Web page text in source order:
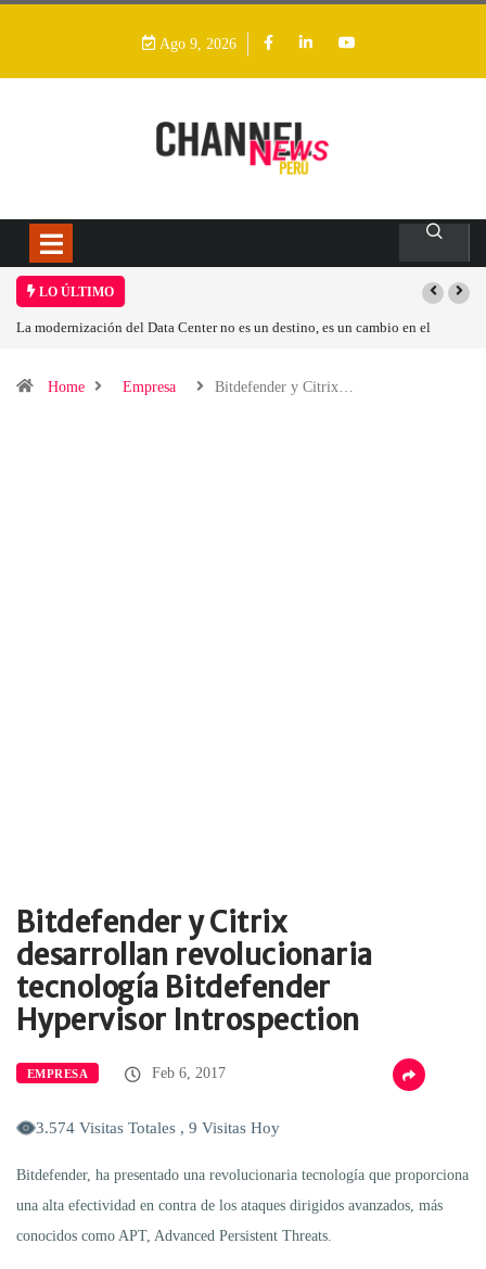
Ago 9, 2026
LO ÚLTIMO
es un destino, es un cambio en el Los ingresos por semiconductores
Home Empresa Bitdefender y Citrix…
Bitdefender y Citrix
desarrollan revolucionaria
tecnología Bitdefender
Hypervisor Introspection
EMPRESA Feb 6, 2017
3.574 Visitas Totales , 9 Visitas Hoy
Bitdefender, ha presentado una revolucionaria tecnología que proporciona
una alta efectividad en contra de los ataques dirigidos avanzados, más
conocidos como APT, Advanced Persistent Threats.